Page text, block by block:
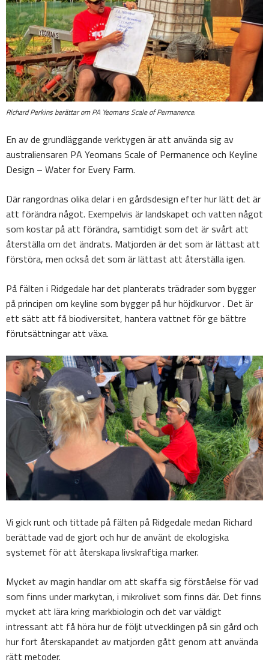
Richard Perkins berättar om PA Yeomans Scale of Permanence.
En av de grundläggande verktygen är att använda sig av
australiensaren PA Yeomans Scale of Permanence och Keyline
Design – Water for Every Farm.
Där rangordnas olika delar i en gårdsdesign efter hur lätt det är
att förändra något. Exempelvis är landskapet och vatten något
som kostar på att förändra, samtidigt som det är svårt att
återställa om det ändrats. Matjorden är det som är lättast att
förstöra, men också det som är lättast att återställa igen.
På fälten i Ridgedale har det planterats trädrader som bygger
på principen om keyline som bygger på hur höjdkurvor . Det är
ett sätt att få biodiversitet, hantera vattnet för ge bättre
förutsättningar att växa.
Vi gick runt och tittade på fälten på Ridgedale medan Richard
berättade vad de gjort och hur de använt de ekologiska
systemet för att återskapa livskraftiga marker.
Mycket av magin handlar om att skaffa sig förståelse för vad
som finns under markytan, i mikrolivet som finns där. Det finns
mycket att lära kring markbiologin och det var väldigt
intressant att få höra hur de följt utvecklingen på sin gård och
hur fort återskapandet av matjorden gått genom att använda
rätt metoder.